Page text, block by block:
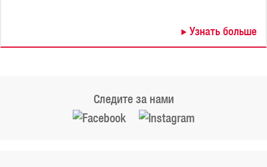
Узнать больше
Следите за нами